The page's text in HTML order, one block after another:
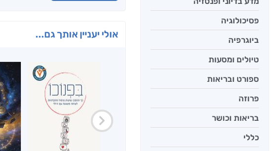
פסיכולוגיה
ביוגרפיה
טיולים ומסעות
ספורט ובריאות
פרוזה
בריאות וכושר
כללי
אולי יעניין אותך גם...